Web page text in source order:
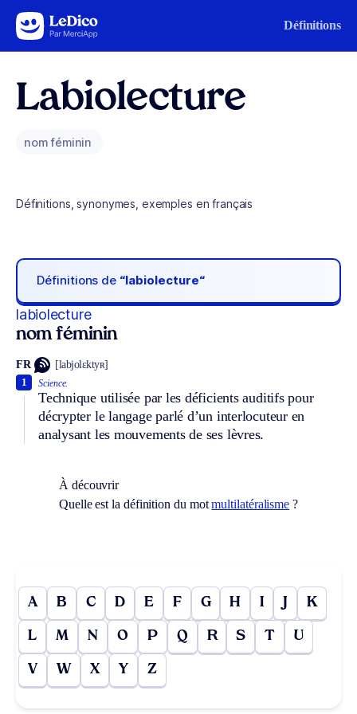
Aller au contenu Définitions
Labiolecture
nom féminin
Définitions, synonymes, exemples en français
Définitions de “labiolecture“
labiolecture
nom féminin
FR [labjolɛktyʀ]
Science.
Technique utilisée par les déficients auditifs pour
décrypter le langage parlé d’un interlocuteur en
analysant les mouvements de ses lèvres.
1
À découvrir
Quelle est la définition du motmultilatéralisme ?
A B C D E F G H I J K
L M N O P Q R S T U
V W X Y Z